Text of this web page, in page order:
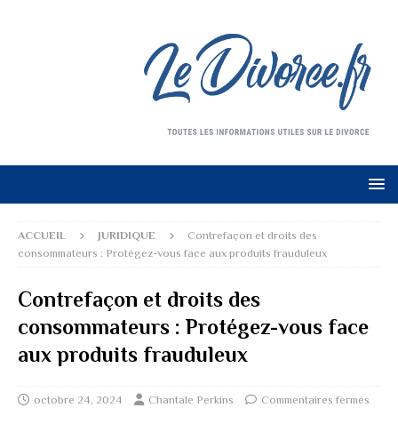
ACCUEIL JURIDIQUE
Contrefaçon et droits des
consommateurs : Protégez-vous face aux produits frauduleux
Contrefaçon et droits des
consommateurs : Protégez-vous face
aux produits frauduleux
octobre 24, 2024 Chantale Perkins Commentaires fermés